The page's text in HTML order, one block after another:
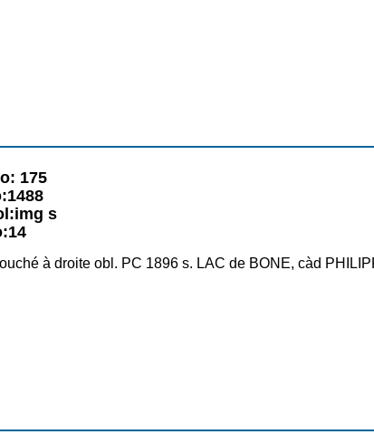
175
s
à droite obl. PC 1896 s. LAC de BONE, càd